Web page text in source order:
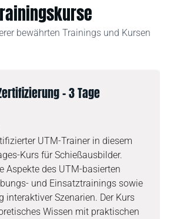
bewährten Trainings und Kursen
– 3 Tage
UTM-Trainer in diesem
Kurs für Schießausbilder.
Aspekte des UTM-basierten
und Einsatztrainings sowie
interaktiver Szenarien. Der Kurs
Wissen mit praktischen